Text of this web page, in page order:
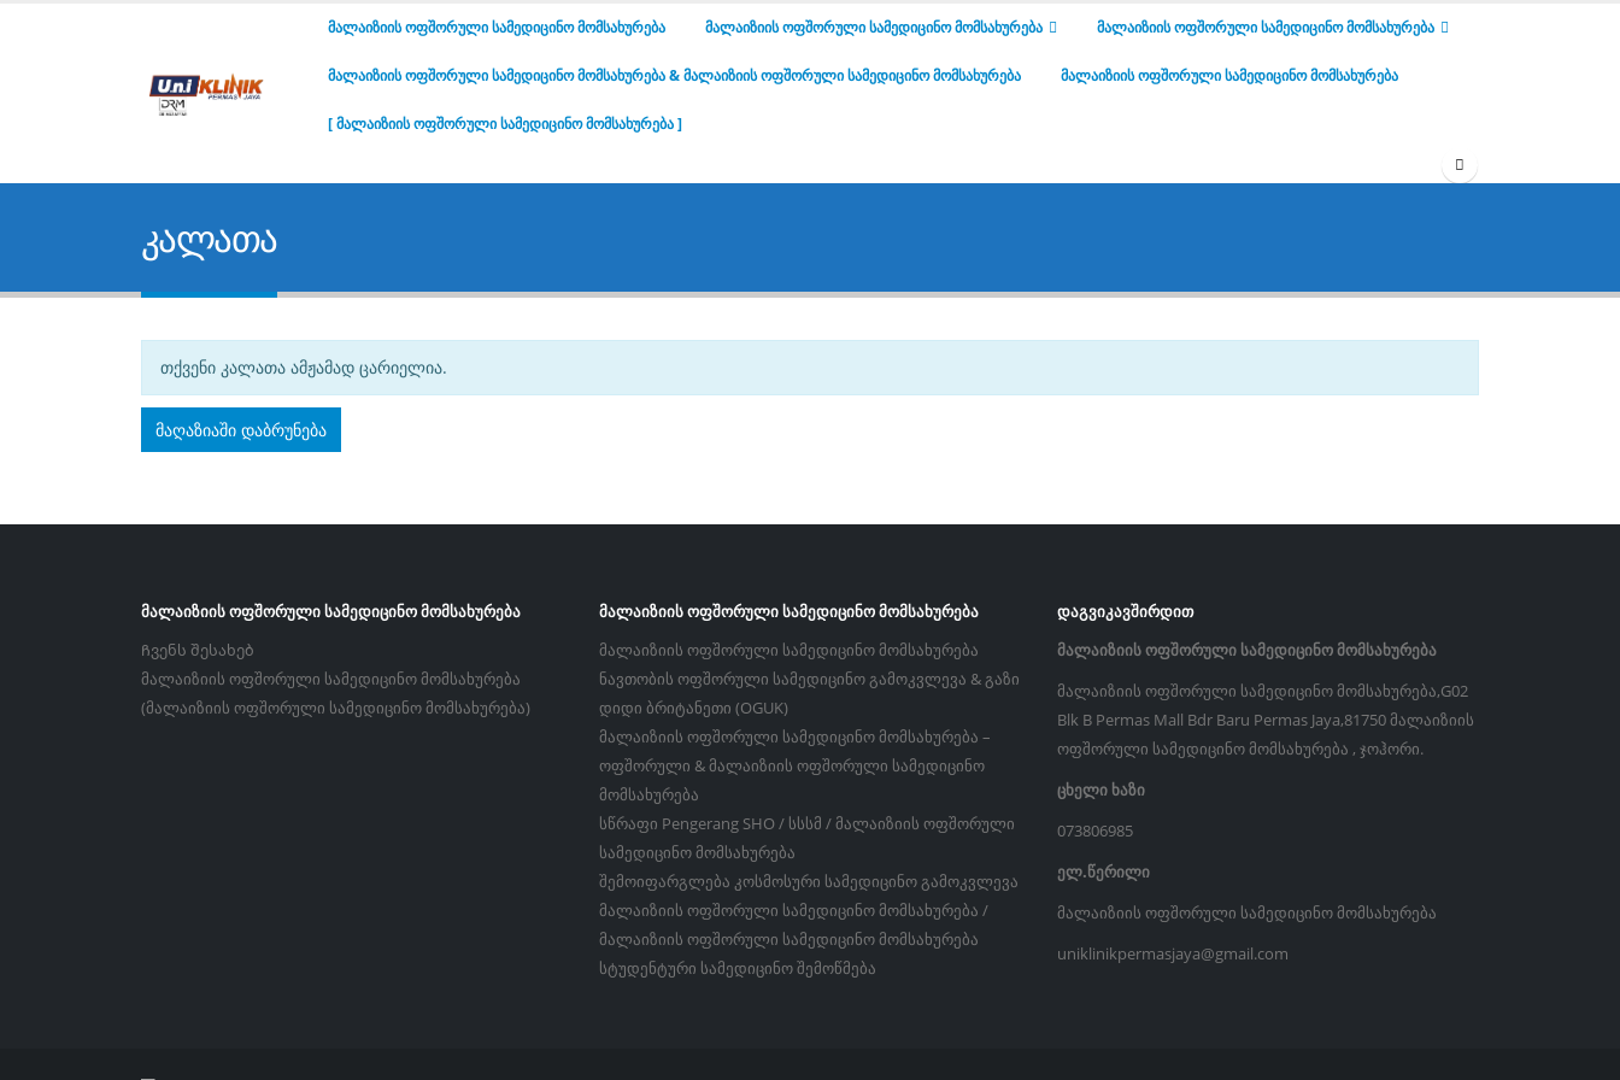
ᲛᲐᲚᲐᲘᲖᲘᲘᲡ ᲝᲤᲨᲝᲠᲣᲚᲘ ᲡᲐᲛᲔᲓᲘᲪᲘᲜᲝ ᲛᲝᲛᲡᲐᲮᲣᲠᲔᲑᲐ ᲛᲐᲚᲐᲘᲖᲘᲘᲡ ᲝᲤᲨᲝᲠᲣᲚᲘ ᲡᲐᲛᲔᲓᲘᲪᲘᲜᲝ ᲛᲝᲛᲡᲐᲮᲣᲠᲔᲑᲐ ᲛᲐᲚᲐᲘᲖᲘᲘᲡ ᲝᲤᲨᲝᲠᲣᲚᲘ ᲡᲐᲛᲔᲓᲘᲪᲘᲜᲝ ᲛᲝᲛᲡᲐᲮᲣᲠᲔᲑᲐ
ᲛᲐᲚᲐᲘᲖᲘᲘᲡ ᲝᲤᲨᲝᲠᲣᲚᲘ ᲡᲐᲛᲔᲓᲘᲪᲘᲜᲝ ᲛᲝᲛᲡᲐᲮᲣᲠᲔᲑᲐ & ᲛᲐᲚᲐᲘᲖᲘᲘᲡ ᲝᲤᲨᲝᲠᲣᲚᲘ ᲡᲐᲛᲔᲓᲘᲪᲘᲜᲝ ᲛᲝᲛᲡᲐᲮᲣᲠᲔᲑᲐ ᲛᲐᲚᲐᲘᲖᲘᲘᲡ ᲝᲤᲨᲝᲠᲣᲚᲘ ᲡᲐᲛᲔᲓᲘᲪᲘᲜᲝ ᲛᲝᲛᲡᲐᲮᲣᲠᲔᲑᲐ
[ ᲛᲐᲚᲐᲘᲖᲘᲘᲡ ᲝᲤᲨᲝᲠᲣᲚᲘ ᲡᲐᲛᲔᲓᲘᲪᲘᲜᲝ ᲛᲝᲛᲡᲐᲮᲣᲠᲔᲑᲐ ]
კალათა
თქვენი კალათა ამჟამად ცარიელია.
მაღაზიაში დაბრუნება
ᲛᲐᲚᲐᲘᲖᲘᲘᲡ ᲝᲤᲨᲝᲠᲣᲚᲘ ᲡᲐᲛᲔᲓᲘᲪᲘᲜᲝ ᲛᲝᲛᲡᲐᲮᲣᲠᲔᲑᲐ
Ჩვენს შესახებ
მალაიზიის ოფშორული სამედიცინო მომსახურება
(მალაიზიის ოფშორული სამედიცინო მომსახურება)
ᲛᲐᲚᲐᲘᲖᲘᲘᲡ ᲝᲤᲨᲝᲠᲣᲚᲘ ᲡᲐᲛᲔᲓᲘᲪᲘᲜᲝ ᲛᲝᲛᲡᲐᲮᲣᲠᲔᲑᲐ
მალაიზიის ოფშორული სამედიცინო მომსახურება
ნავთობის ოფშორული სამედიცინო გამოკვლევა & გაზი
დიდი ბრიტანეთი (OGUK)
მალაიზიის ოფშორული სამედიცინო მომსახურება –
ოფშორული & მალაიზიის ოფშორული სამედიცინო
მომსახურება
სწრაფი Pengerang SHO / სსსმ / მალაიზიის ოფშორული
სამედიცინო მომსახურება
შემოიფარგლება კოსმოსური სამედიცინო გამოკვლევა
მალაიზიის ოფშორული სამედიცინო მომსახურება /
მალაიზიის ოფშორული სამედიცინო მომსახურება
სტუდენტური სამედიცინო შემოწმება
ᲓᲐᲒᲕᲘᲙᲐᲕᲨᲘᲠᲓᲘᲗ
მალაიზიის ოფშორული სამედიცინო მომსახურება
მალაიზიის ოფშორული სამედიცინო მომსახურება,G02
Blk B Permas Mall Bdr Baru Permas Jaya,81750 მალაიზიის
ოფშორული სამედიცინო მომსახურება , ჯოჰორი.
ცხელი ხაზი
073806985
ელ.წერილი
მალაიზიის ოფშორული სამედიცინო მომსახურება
uniklinikpermasjaya@gmail.com